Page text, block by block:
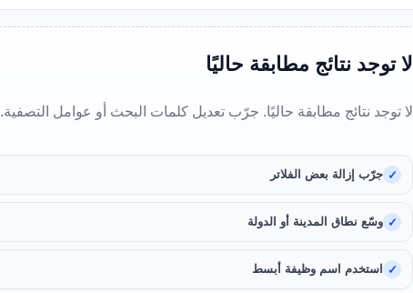
لا توجد نتائج مطابقة حاليًا
لا توجد نتائج مطابقة حاليًا. جرّب تعديل كلمات البحث أو عوامل التصفية.
جرّب إزالة بعض الفلاتر
وسّع نطاق المدينة أو الدولة
استخدم اسم وظيفة أبسط